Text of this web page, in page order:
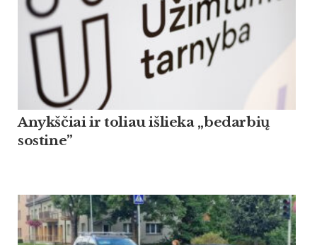
Anykščiai ir toliau išlieka „bedarbių
sostine”